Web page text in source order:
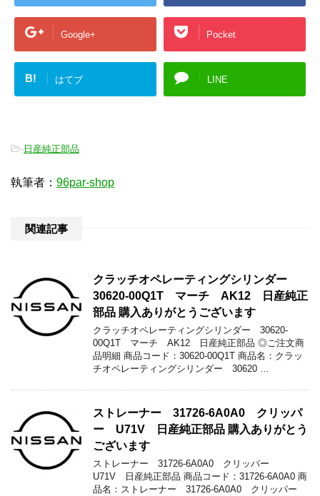
Google+ Pocket
B! はてブ LINE
- 日産純正部品
執筆者： 96par-shop
関連記事
クラッチオペレーティングシリンダー
30620-00Q1T マーチ AK12 日産純正
部品 購入ありがとうございます
クラッチオペレーティングシリンダー 30620-
00Q1T マーチ AK12 日産純正部品 ◎ご注文商
品明細 商品コード：30620-00Q1T 商品名：クラッ
チオペレーティングシリンダー 30620 …
ストレーナー 31726-6A0A0 クリッパ
ー U71V 日産純正部品 購入ありがとう
ございます
ストレーナー 31726-6A0A0 クリッパー
U71V 日産純正部品 商品コード：31726-6A0A0 商
品名：ストレーナー 31726-6A0A0 クリッパー